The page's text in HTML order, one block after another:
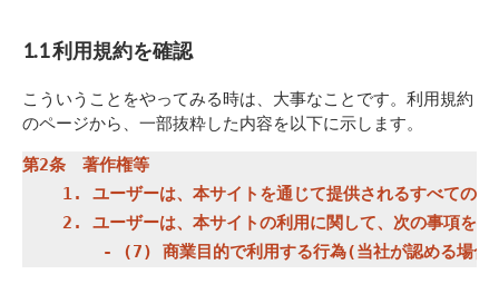
1.1 利用規約を確認
こういうことをやってみる時は、大事なことです。利用規約
のページから、一部抜粋した内容を以下に示します。
第2条　著作権等
1. ユーザーは、本サイトを通じて提供されるすべての
2. ユーザーは、本サイトの利用に関して、次の事項を行